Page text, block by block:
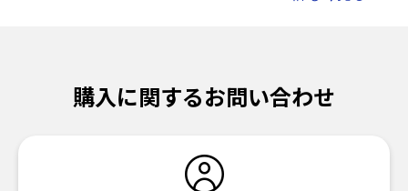
購入に関するお問い合わせ